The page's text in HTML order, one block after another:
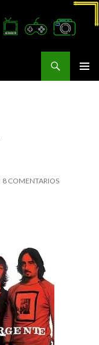
8 COMENTARIOS